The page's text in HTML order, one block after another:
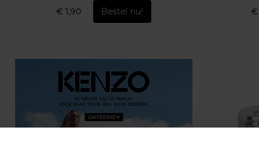
€ 1,90 Bestel nu! €